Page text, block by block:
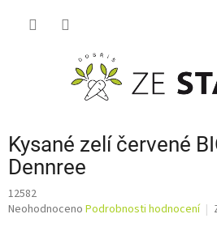
Kysané zelí červené
Dennree
12582
Průměrné
Neohodnoceno Podrobnosti hodnocení